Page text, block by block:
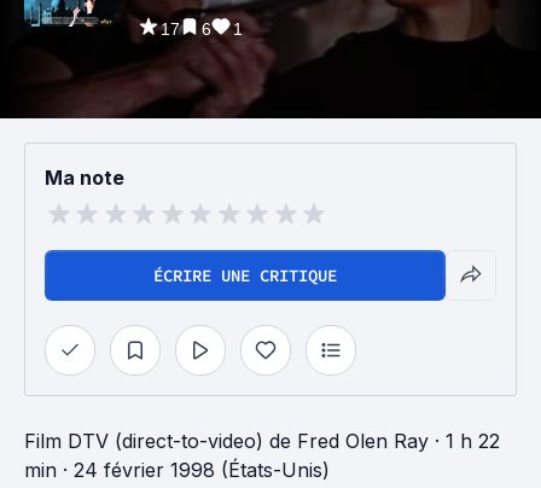
17 6 1
Ma note
ÉCRIRE UNE CRITIQUE
Film DTV (direct-to-video) de Fred Olen Ray · 1 h 22
min · 24 février 1998 (États-Unis)